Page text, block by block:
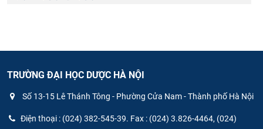
TRƯỜNG ĐẠI HỌC DƯỢC HÀ NỘI
Số 13-15 Lê Thánh Tông - Phường Cửa Nam - Thành phố Hà Nội
Điện thoại : (024) 382-545-39. Fax : (024) 3.826-4464, (024)